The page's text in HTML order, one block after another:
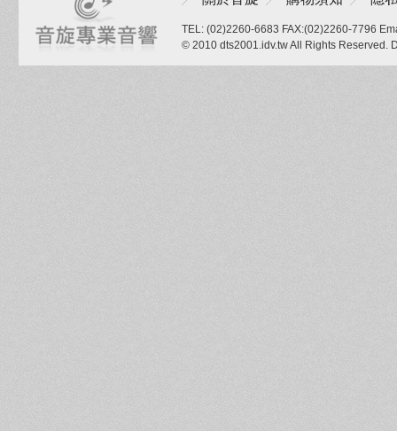
TEL: (02)2260-6683 FAX:(02)2260-7796
© 2010 dts2001.idv.tw All Rights Reserved.